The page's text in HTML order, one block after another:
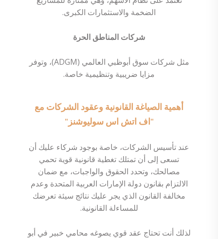
الضخمة والاستثمارات الكبرى.
شركات المناطق الحرة
مثل شركات سوق أبوظبي العالمي (ADGM)، وتوفر
مزايا ضريبية وتنظيمية خاصة.
أهمية الصياغة القانونية وعقود الشركات مع
"اف اتش اس سوليوشنز"
عند تأسيس الشركات، خاصة بوجود شركاء عليك أن
تسعى إلى أن تمتلك تغطية قانونية قوية تحمي
مصالحك، وتحدد الحقوق والواجبات، مع ضمان
الالتزام بقانون دولة الإمارات العربية المتحدة وعدم
مخالفة القانون الذي يجر عليك نتائج سيئة تعرضك
للمساءلة القانونية.
لذلك أنت تحتاج عقد قوي يصوغه محامي خبير في أبو